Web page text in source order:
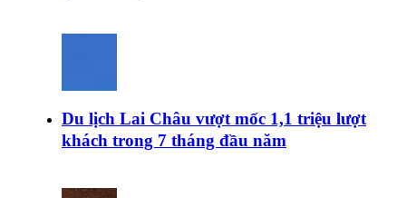
Du lịch Lai Châu vượt mốc 1,1 triệu lượt
khách trong 7 tháng đầu năm